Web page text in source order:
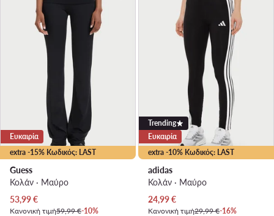
extra -15% Κωδικός: LAST
Ευκαιρία
Guess
Κολάν · Μαύρο
Τρέχουσα τιμή
53,99€
Κανονική τιμή59,99 €-10%
extra -10% Κωδικός: LAST
Trending
Ευκαιρία
adidas
Κολάν · Μαύρο
Τρέχουσα τιμή
24,99€
Κανονική τιμή29,99 €-16%